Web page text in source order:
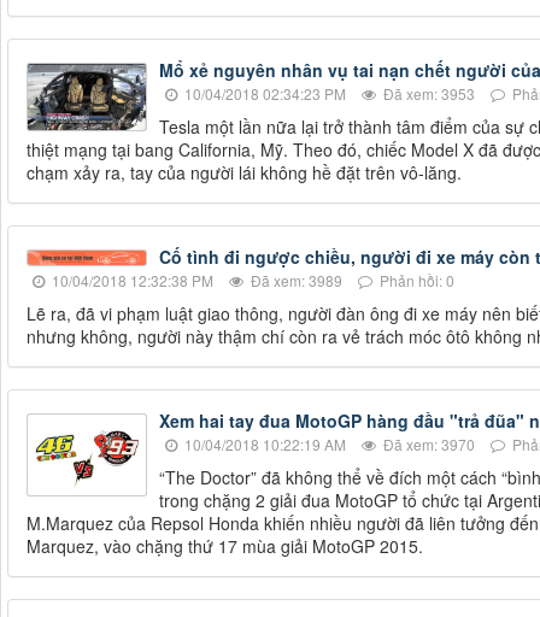
Mổ xẻ nguyên nhân vụ tai nạn chết người
10/04/2018 02:34:23 PM Đã xem: 3953
Tesla một lần nữa lại trở thành tâm điểm của sự
thiệt mạng tại bang California, Mỹ. Theo đó, chiếc Model X đã
chạm xảy ra, tay của người lái không hề đặt trên vô-lăng.
Cố tình đi ngược chiều, người đi xe máy còn
10/04/2018 12:32:38 PM Đã xem: 3989 Phản hồi: 0
Lẽ ra, đã vi phạm luật giao thông, người đàn ông đi xe máy nên
nhưng không, người này thậm chí còn ra vẻ trách móc ôtô không
Xem hai tay đua MotoGP hàng đầu "trả đũa"
10/04/2018 10:22:19 AM Đã xem: 3970
“The Doctor” đã không thể về đích một cách
trong chặng 2 giải đua MotoGP tổ chức tại
M.Marquez của Repsol Honda khiến nhiều người đã liên tưởng
Marquez, vào chặng thứ 17 mùa giải MotoGP 2015.